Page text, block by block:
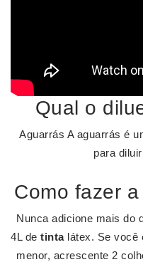
Qual o
Aguarrás A aguarrás é
para diluir
Como fazer
Nunca adicione mais do
4L de tintalátex. Se você
menor, acrescente 2